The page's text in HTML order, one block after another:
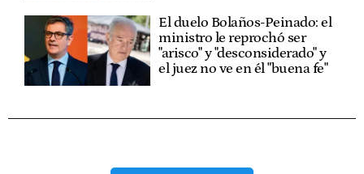
El duelo Bolaños-Peinado: el
ministro le reprochó ser
"arisco" y "desconsiderado" y
el juez no ve en él "buena fe"